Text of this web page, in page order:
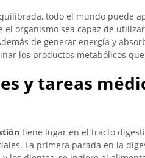
todo el mundo puede
el organismo sea capaz de
de generar energía y
los productos metabólicos
y tareas
tiene lugar en el tracto
La primera parada en la